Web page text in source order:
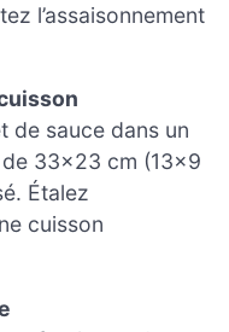
l’assaisonnement
de sauce dans un
33×23 cm (13×9
Étalez
cuisson